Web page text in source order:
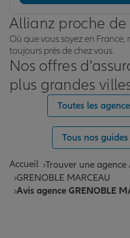
Allianz proche de
Où que vous soyez en
toujours près de chez vous.
Nos offres
plus grandes
Toutes les
Tous nos
Accueil Trouver une agence
GRENOBLE MARCEAU
Avis agence GRENOBLE